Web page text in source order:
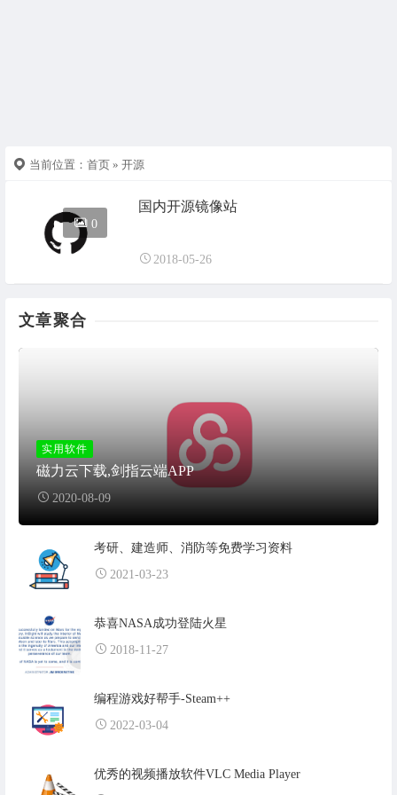
当前位置： 首页 » 开源
0
国内开源镜像站
2018-05-26
文章聚合
实用软件
磁力云下载,剑指云端APP
2020-08-09
考研、建造师、消防等免费学习资料
2021-03-23
恭喜NASA成功登陆火星
2018-11-27
编程游戏好帮手-Steam++
2022-03-04
优秀的视频播放软件VLC Media Player